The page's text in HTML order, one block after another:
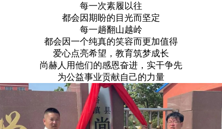
每一次素履以往
都会因期盼的目光而坚定
每一趟翻山越岭
都会因一个纯真的笑容而更加值得
爱心点亮希望，教育筑梦成长
尚赫人用他们的感恩奋进，实干争先
为公益事业贡献自己的力量